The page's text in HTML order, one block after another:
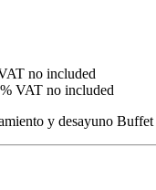
no included
VAT no included
y desayuno Buffet